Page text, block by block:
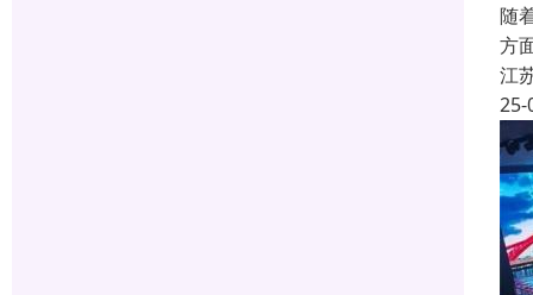
随
方
江
25-